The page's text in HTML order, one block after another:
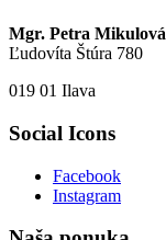
Mgr. Petra Mikulová
Ľudovíta Štúra 780
019 01 Ilava
Social Icons
Facebook
Instagram